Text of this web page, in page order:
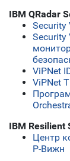
IBM QRadar
Security
Security
ViPNet
ViPNet
IBM Resilient
Центр
Р-Вижн